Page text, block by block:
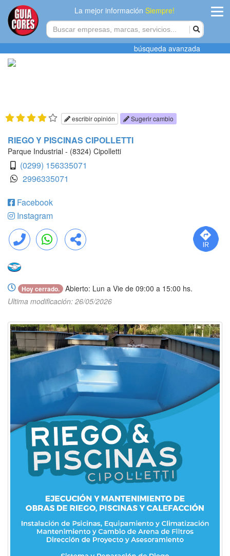
La mejor informaciónSiempre!
Agregar
búsqueda avanzada
escribir opinión Sugerir cambio
RIEGO Y PISCINAS CIPOLLETTI
Parque Industrial - (8324) Cipolletti
(0299) 156335071
2996335071
Facebook
Instagram
Llamar WhatsApp Compartir
Hoy cerrado.
Abierto: Lun a Vie de 09:00 a 15:00 hs.
Ultima modificación: 26/05/2026